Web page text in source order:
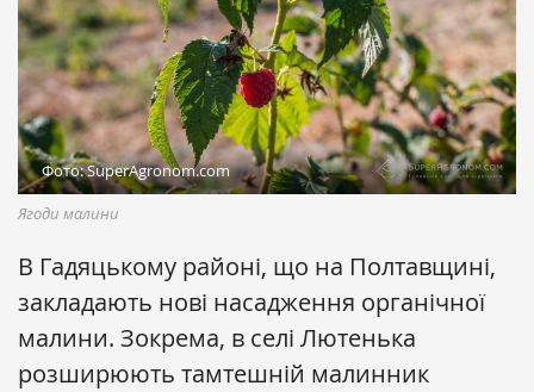
Фото: SuperAgronom.com
Ягоди малини
В Гадяцькому районі, що на Полтавщині,
закладають нові насадження органічної
малини. Зокрема, в селі Лютенька
розширюють тамтешній малинник